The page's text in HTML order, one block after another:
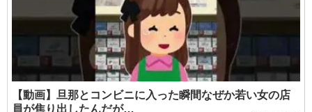
【動画】旦那とコンビニに入った瞬間なぜか若い女の店
員が焦り出したんだが…